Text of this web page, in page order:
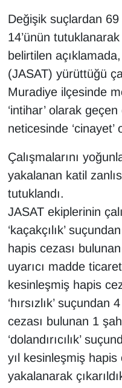
Değişik suçlardan 69
14’ünün
belirtilen
(JASAT) yürüttüğü
Muradiye ilçesinde
‘intihar’ olarak geçen
neticesinde
Çalışmalarını
yakalanan katil
tutuklandı.
JASAT ekiplerinin
‘kaçakçılık’
hapis cezası
uyarıcı madde
kesinleşmiş hapis
‘hırsızlık’
cezası bulunan 1
‘dolandırıcılık’
yıl kesinleşmiş hapis
yakalanarak
Kültür & Sanat
KURDÎ
MAGAZİN
MEDYA
POLİTİKA
Resmi İlanlar
RÖPORTAJ
SAĞLIK
Seri İlan
Sinema - TV
SİYASET